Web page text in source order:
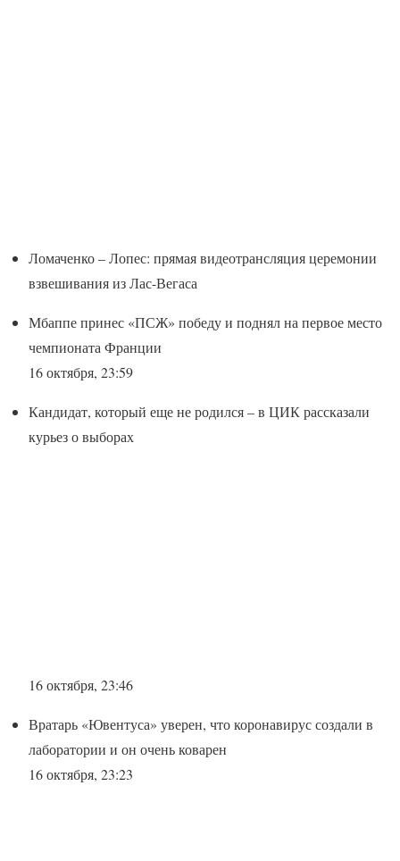
Ломаченко – Лопес: прямая видеотрансляция церемонии
взвешивания из Лас-Вегаса
Мбаппе принес «ПСЖ» победу и поднял на первое место
чемпионата Франции
16 октября, 23:59
Кандидат, который еще не родился – в ЦИК рассказали
курьез о выборах
16 октября, 23:46
Вратарь «Ювентуса» уверен, что коронавирус создали в
лаборатории и он очень коварен
16 октября, 23:23